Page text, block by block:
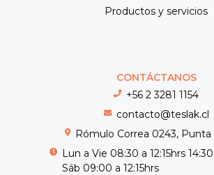
Productos y servicios
CONTÁCTANOS
+56 2 3281 1154
contacto@teslak.cl
Rómulo Correa 0243, Punta
Lun a Vie 08:30 a 12:15hrs
Sáb 09:00 a 12:15hrs